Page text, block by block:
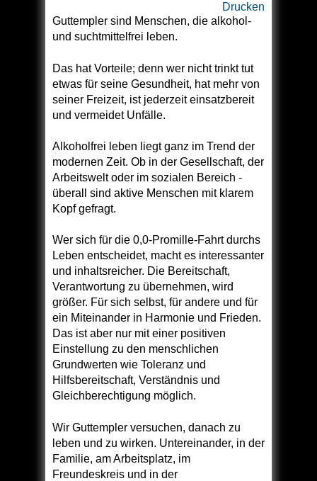
Drucken
Guttempler sind Menschen, die alkohol-
und suchtmittelfrei leben.
Das hat Vorteile; denn wer nicht trinkt tut
etwas für seine Gesundheit, hat mehr von
seiner Freizeit, ist jederzeit einsatzbereit
und vermeidet Unfälle.
Alkoholfrei leben liegt ganz im Trend der
modernen Zeit. Ob in der Gesellschaft, der
Arbeitswelt oder im sozialen Bereich -
überall sind aktive Menschen mit klarem
Kopf gefragt.
Wer sich für die 0,0-Promille-Fahrt durchs
Leben entscheidet, macht es interessanter
und inhaltsreicher. Die Bereitschaft,
Verantwortung zu übernehmen, wird
größer. Für sich selbst, für andere und für
ein Miteinander in Harmonie und Frieden.
Das ist aber nur mit einer positiven
Einstellung zu den menschlichen
Grundwerten wie Toleranz und
Hilfsbereitschaft, Verständnis und
Gleichberechtigung möglich.
Wir Guttempler versuchen, danach zu
leben und zu wirken. Untereinander, in der
Familie, am Arbeitsplatz, im
Freundeskreis und in der